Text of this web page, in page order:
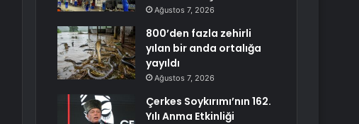
Ağustos 7, 2026
800’den fazla zehirli
yılan bir anda ortalığa
yayıldı
Ağustos 7, 2026
Çerkes Soykırımı’nın 162.
Yılı Anma Etkinliği